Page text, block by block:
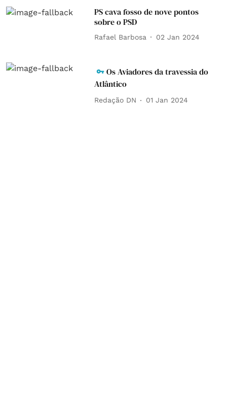
PS cava fosso de nove pontos
sobre o PSD
Rafael Barbosa 02 Jan 2024
Os Aviadores da travessia do
Atlântico
Redação DN 01 Jan 2024